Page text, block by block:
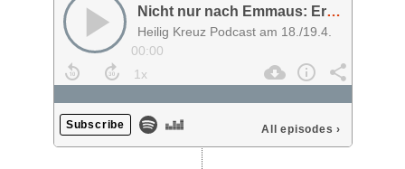
Nicht nur nach Emmaus: Er ist mit uns!
Heilig Kreuz Podcast am 18./19.4.
00:00
Subscribe All episodes ›